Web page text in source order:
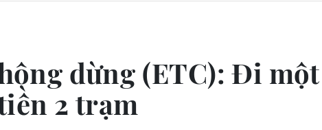
dừng (ETC): Đi một
2 trạm